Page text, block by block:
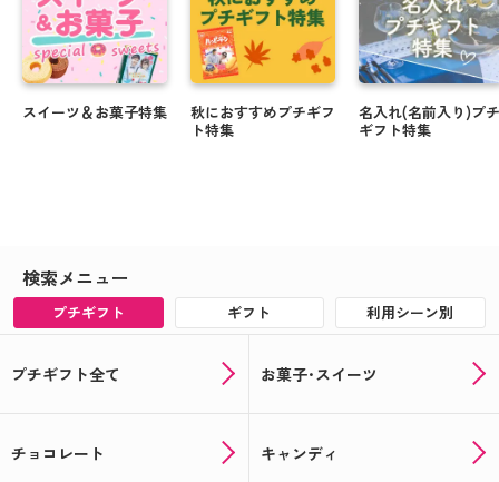
スイーツ＆お菓子特集
秋におすすめプチギフ
ト特集
名入れ(名前入り)プチ
ギフト特集
検索メニュー
プチギフト ギフト 利用シーン別
プチギフト全て お菓子･スイーツ
チョコレート キャンディ